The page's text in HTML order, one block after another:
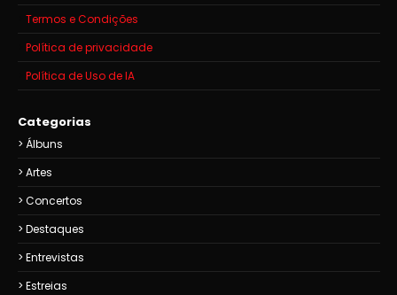
Termos e Condições
Política de privacidade
Política de Uso de IA
Categorias
Álbuns
Artes
Concertos
Destaques
Entrevistas
Estreias